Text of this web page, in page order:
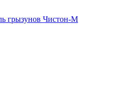
грызунов Чистон-М